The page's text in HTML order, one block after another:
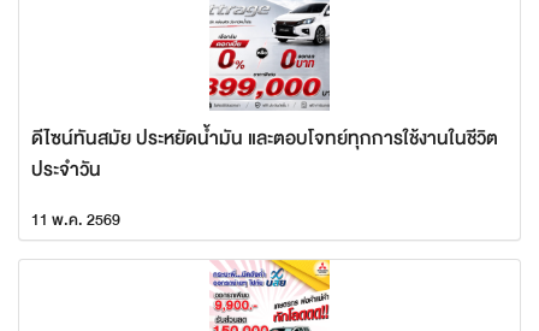
ดีไซน์ทันสมัย ประหยัดน้ำมัน และตอบโจทย์ทุกการใช้งานในชีวิต
ประจำวัน
11 พ.ค. 2569